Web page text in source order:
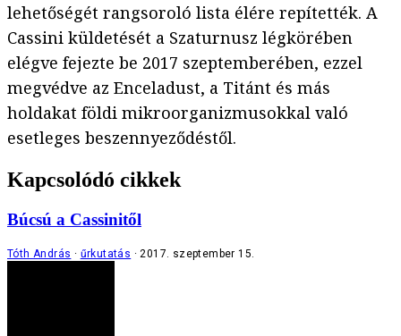
lehetőségét rangsoroló lista élére repítették. A
Cassini küldetését a Szaturnusz légkörében
elégve fejezte be 2017 szeptemberében, ezzel
megvédve az Enceladust, a Titánt és más
holdakat földi mikroorganizmusokkal való
esetleges beszennyeződéstől.
Kapcsolódó cikkek
Búcsú a Cassinitől
Tóth András űrkutatás 2017. szeptember 15.